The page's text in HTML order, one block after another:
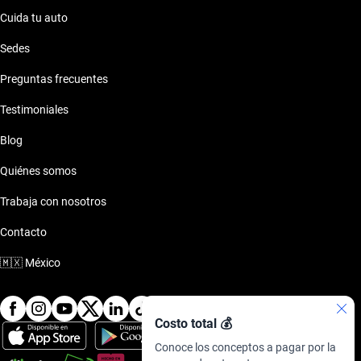
Costo total 💰
Conoce los conceptos a pagar por la
Cuida tu auto
Sedes
Preguntas frecuentes
Testimoniales
Blog
Quiénes somos
Trabaja con nosotros
Contacto
🇲🇽 México